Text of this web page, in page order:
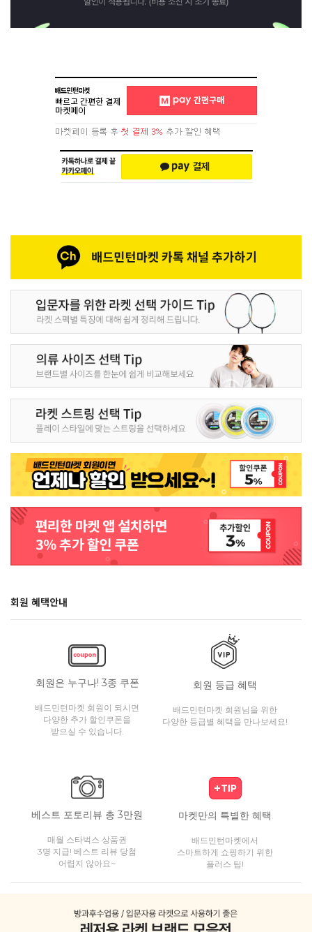
회원 혜택안내
회원은 누구나! 3종 쿠폰
배드민턴마켓 회원이 되시면
다양한 추가 할인쿠폰을
받으실 수 있습니다.
회원 등급 혜택
배드민턴마켓 회원님을 위한
다양한 등급별 혜택을 만나보세요!
베스트 포토리뷰 총 3만원
매월 스타벅스 상품권
3명 지급! 베스트 리뷰 당첨
어렵지 않아요~
마켓만의 특별한 혜택
배드민턴마켓에서
스마트하게 쇼핑하기 위한
플러스 팁!